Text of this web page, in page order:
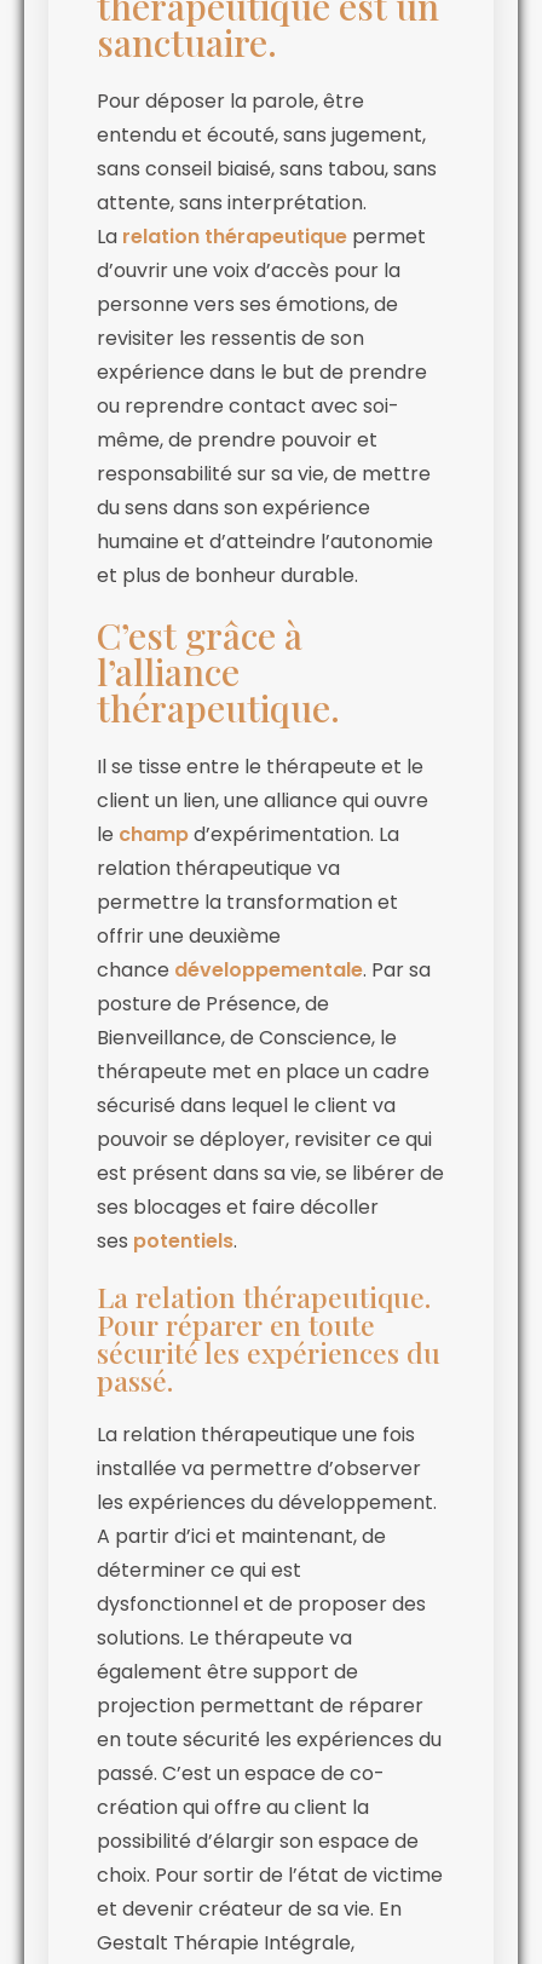
sanctuaire.
Pour déposer la parole, être
entendu et écouté, sans jugement,
sans conseil biaisé, sans tabou, sans
attente, sans interprétation.
La relation thérapeutique permet
d’ouvrir une voix d’accès pour la
personne vers ses émotions, de
revisiter les ressentis de son
expérience dans le but de prendre
ou reprendre contact avec soi-
même, de prendre pouvoir et
responsabilité sur sa vie, de mettre
du sens dans son expérience
humaine et d’atteindre l’autonomie
et plus de bonheur durable.
C’est grâce à
l’alliance
thérapeutique.
Il se tisse entre le thérapeute et le
client un lien, une alliance qui ouvre
le champd’expérimentation. La
relation thérapeutique va
permettre la transformation et
offrir une deuxième
chance développementale. Par sa
posture de Présence, de
Bienveillance, de Conscience, le
thérapeute met en place un cadre
sécurisé dans lequel le client va
pouvoir se déployer, revisiter ce qui
est présent dans sa vie, se libérer de
ses blocages et faire décoller
ses potentiels.
La relation thérapeutique.
Pour réparer en toute
sécurité les expériences du
passé.
La relation thérapeutique une fois
installée va permettre d’observer
les expériences du développement.
A partir d’ici et maintenant, de
déterminer ce qui est
dysfonctionnel et de proposer des
solutions. Le thérapeute va
également être support de
projection permettant de réparer
en toute sécurité les expériences du
passé. C’est un espace de co-
création qui offre au client la
possibilité d’élargir son espace de
choix. Pour sortir de l’état de victime
et devenir créateur de sa vie. En
Gestalt Thérapie Intégrale,